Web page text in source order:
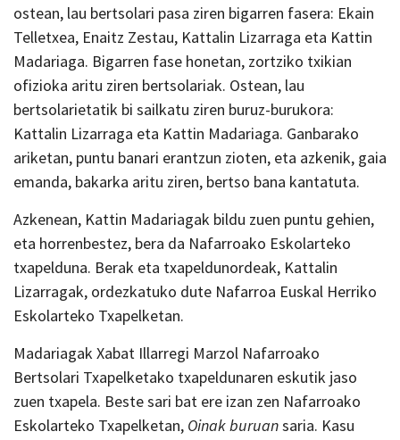
ostean, lau bertsolari pasa ziren bigarren fasera: Ekain
Telletxea, Enaitz Zestau, Kattalin Lizarraga eta Kattin
Madariaga. Bigarren fase honetan, zortziko txikian
ofizioka aritu ziren bertsolariak. Ostean, lau
bertsolarietatik bi sailkatu ziren buruz-burukora:
Kattalin Lizarraga eta Kattin Madariaga. Ganbarako
ariketan, puntu banari erantzun zioten, eta azkenik, gaia
emanda, bakarka aritu ziren, bertso bana kantatuta.
Azkenean, Kattin Madariagak bildu zuen puntu gehien,
eta horrenbestez, bera da Nafarroako Eskolarteko
txapelduna. Berak eta txapeldunordeak, Kattalin
Lizarragak, ordezkatuko dute Nafarroa Euskal Herriko
Eskolarteko Txapelketan.
Madariagak Xabat Illarregi Marzol Nafarroako
Bertsolari Txapelketako txapeldunaren eskutik jaso
zuen txapela. Beste sari bat ere izan zen Nafarroako
Eskolarteko Txapelketan, Oinak buruansaria. Kasu